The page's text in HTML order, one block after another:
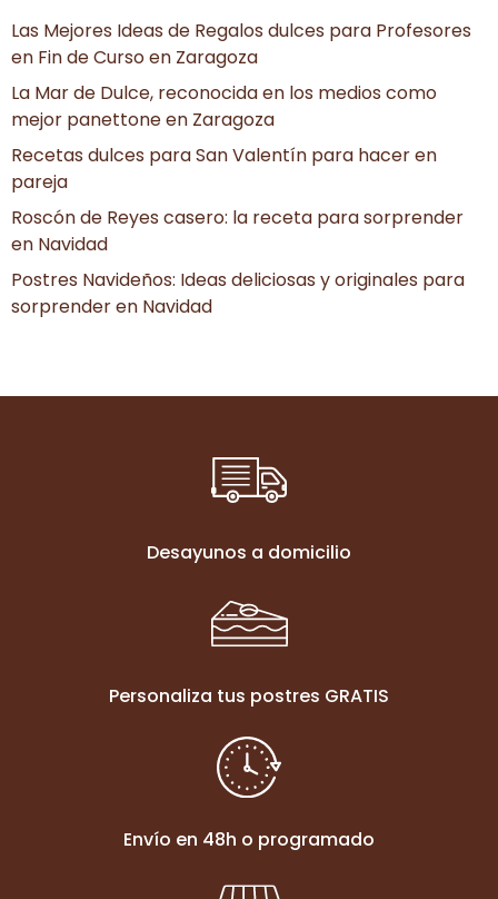
Las Mejores Ideas de Regalos dulces para Profesores
en Fin de Curso en Zaragoza
La Mar de Dulce, reconocida en los medios como
mejor panettone en Zaragoza
Recetas dulces para San Valentín para hacer en
pareja
Roscón de Reyes casero: la receta para sorprender
en Navidad
Postres Navideños: Ideas deliciosas y originales para
sorprender en Navidad
Desayunos a domicilio
Personaliza tus postres GRATIS
Envío en 48h o programado